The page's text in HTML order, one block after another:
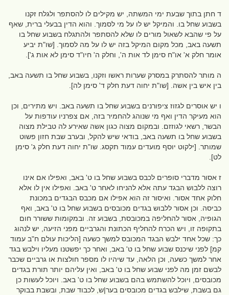
ד חתן בתוך שבעת ימי המשתה, יש מקילים לו להסתפר ולגלח זקנו
בשבוע שחל בו. והמיקל יש לו על מי לסמוך. והוא הדין בבעלי ברית, שאף
על פי שהבא לשאול מורים לו שלא להסתפר ולהתגלח בשבוע שחל בו
תשעה באב, מכל מקום המיקל בזה יש לו על מה לסמוך. [שו"ת יביע
אומר חלק א' או"ח סימן לד אות ה', וחלק ה' חיו"ד סימן לא אות ג'].
ה מותר להסתרק במסרק שערות ראשו וזקנו, בשבוע שחל בו תשעה באב,
בין איש בין אשה. [שו"ת יחוה דעת חלק ד' סימן לה].
ו יש אוסרים לגזוז ציפורנים בשבוע שחל בו תשעה באב. ויש מתירים, וכן
הוא מעיקר הדין ואף מי שנוהג להחמיר בזה, אם צפרניו עודפות על
הבשר, רשאי לגוזזם. ובמקום מצוה כגון אשה שאירע לה טבילת מצוה
בשבוע שחל בו תשעה באב, בודאי שיש להקל, ובערב שבת חזון פשוט
שמותר. [ילקוט יוסף מועדים עמוד תקסג. שו"ת יחוה דעת חלק ג' סימן
לט].
ז אסור מדברי סופרים לכבס בשבוע שחל בו ט' באב, ואפילו אם אינו
רוצה ללבוש הבגד עתה אלא להניחו לאחר ט' באב. ואפילו אין לו אלא
חלוק אחד אסור. ואיסור זה הוא אפילו אם מכבס הבגדים במכונת
כביסה. וכן אסור ללבוש בגדים מכובסים בשבוע שחל בו ט' באב, ואף
הגופיה, אסור להחליפה במכובסת, בשבוע זה. ובמקומות ששורר חום
בתקופה זו, ויש הכרח להחליף הכתונת והגרביים מפני הזיעה, יש לנהוג
כך: שכל אחד ילבש הבגד המכובס למשך כשעה [הליכות עולם ח"ב עמוד
קמ] לפני שיכנס שבוע שחל בו ט' באב, ואחר כך יפשטנו מעליו וילבש בגד
אחר למשך כשעה, וכן הלאה, עד שיהיו לו מספר חולצות או גרביים שכבר
לבשם זמן מה לפני שבוע שחל בו ט' באב, ואין עליהם יותר תורת בגדים
מכובסים, ויוכל להשתמש בהם בשבוע שחל בו ט' באב. ויוכל לעשות כן
גם בשבת, שילבש בגדים מכובסים בער|ש, לכבוד שבת, ובשבת בבוקר